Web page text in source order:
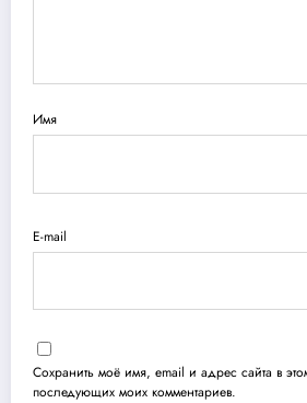
Имя
E-mail
Сохранить моё имя, email и адрес сайта в
последующих моих комментариев.